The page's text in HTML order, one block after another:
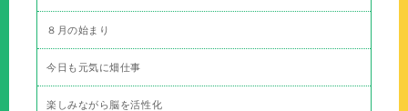
８月の始まり
今日も元気に畑仕事
楽しみながら脳を活性化